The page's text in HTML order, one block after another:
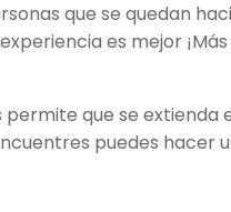
que se quedan
es mejor
que se
puedes hacer